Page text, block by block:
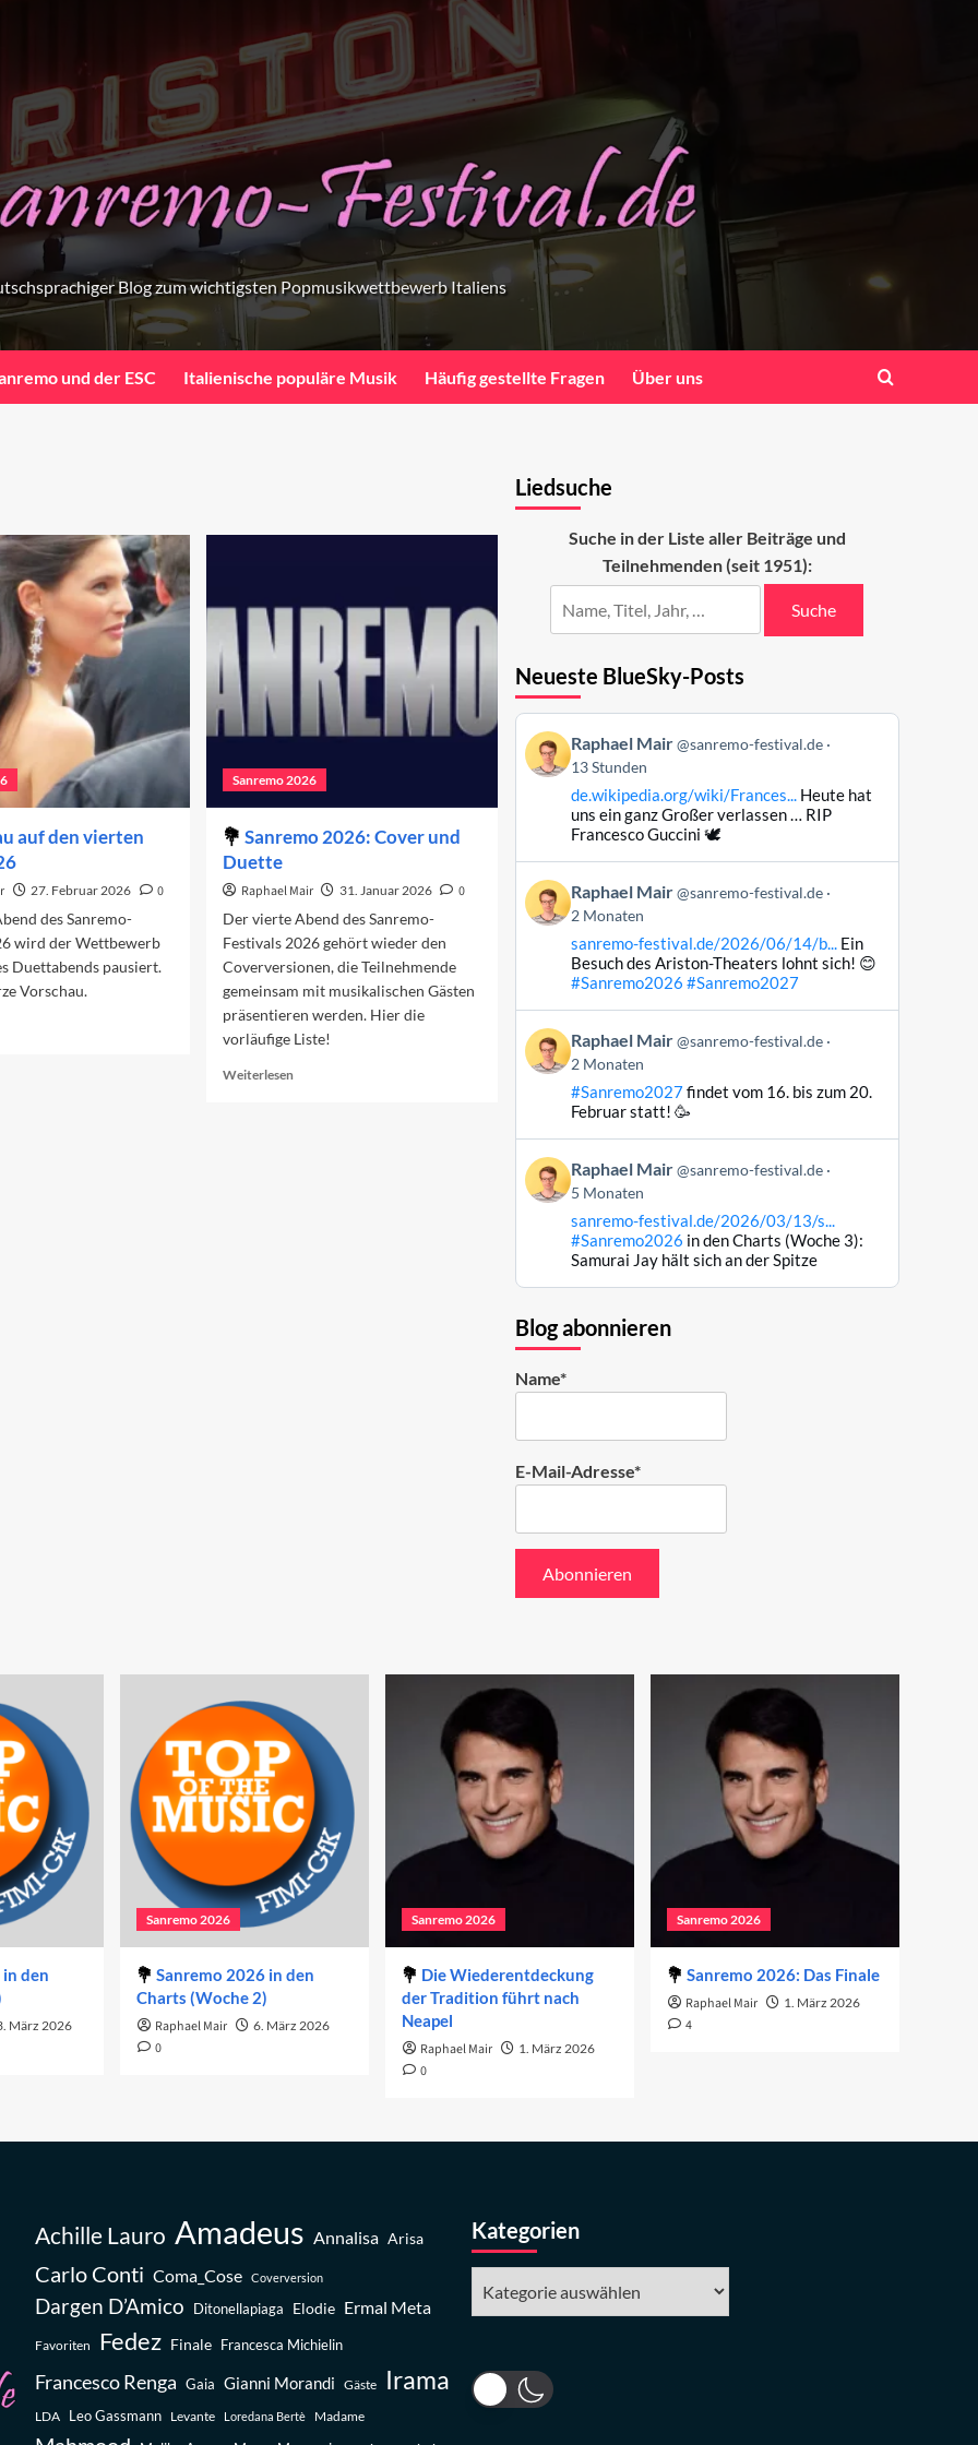
Blog zum wichtigsten Popmusikwettbewerb Italiens
und der ESC Italienische populäre Musik Häufig gestellte Fragen Über uns
auf den vierten
27. Februar 2026
0
des Sanremo-
wird der Wettbewerb
Duettabends pausiert.
Vorschau.
Sanremo 2026
Sanremo 2026: Cover und
Duette
Raphael Mair 31. Januar 2026
0
Der vierte Abend des Sanremo-
Festivals 2026 gehört wieder den
Coverversionen, die Teilnehmende
gemeinsam mit musikalischen Gästen
präsentieren werden. Hier die
vorläufige Liste!
WeiterlesenRead
Liedsuche
Suche in der Liste aller Beiträge und
Teilnehmenden (seit 1951):
Suche
Neueste BlueSky-Posts
Beitrag
von
Raphael
Raphael Mair @sanremo-festival.de
13 Stunden
de.wikipedia.org/wiki/Frances...Heute hat
uns ein ganz Großer verlassen … RIP
Francesco Guccini 🕊️
Beitrag
von
Raphael
Raphael Mair @sanremo-festival.de
2 Monaten
sanremo-festival.de/2026/06/14/b...Ein
Besuch des Ariston-Theaters lohnt sich! 😊
#Sanremo2026 #Sanremo2027
Beitrag
von
Raphael
Bluesky
ansehen
Raphael Mair @sanremo-festival.de
2 Monaten
#Sanremo2027findet vom 16. bis zum 20.
Februar statt! 🥳
Beitrag
von
Raphael
Raphael Mair @sanremo-festival.de
5 Monaten
sanremo-festival.de/2026/03/13/s...
#Sanremo2026 in den Charts (Woche 3):
Samurai Jay hält sich an der Spitze
Blog abonnieren
Name*
E-Mail-Adresse*
den
März 2026
Sanremo 2026
Sanremo 2026 in den
Charts (Woche 2)
Raphael Mair 6. März 2026
0
Sanremo 2026
Die Wiederentdeckung
der Tradition führt nach
Neapel
Raphael Mair 1. März 2026
0
Sanremo 2026
Sanremo 2026: Das Finale
Raphael Mair 1. März 2026
4
Achille Lauro Amadeus Annalisa Arisa
Carlo Conti Coma_Cose Coverversion
Dargen D’Amico Ditonellapiaga Elodie Ermal Meta
Favoriten Fedez Finale Francesca Michielin
Francesco Renga Gaia Gianni Morandi Gäste Irama
LDA Leo Gassmann Levante Loredana Bertè Madame
Kategorien